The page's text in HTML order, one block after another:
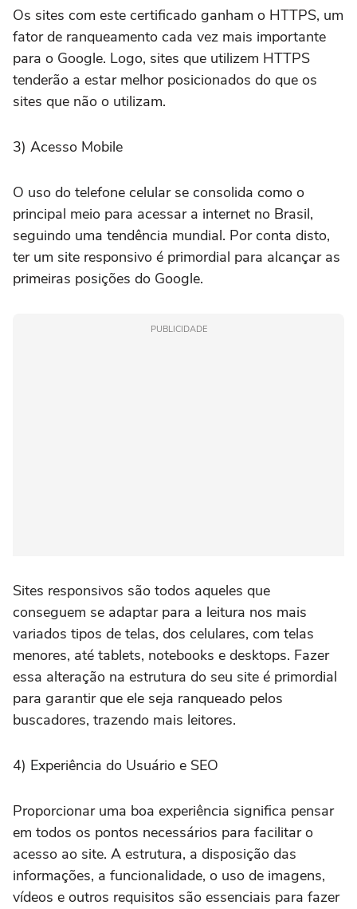
Os sites com este certificado ganham o HTTPS, um
fator de ranqueamento cada vez mais importante
para o Google. Logo, sites que utilizem HTTPS
tenderão a estar melhor posicionados do que os
sites que não o utilizam.
3) Acesso Mobile
O uso do telefone celular se consolida como o
principal meio para acessar a internet no Brasil,
seguindo uma tendência mundial. Por conta disto,
ter um site responsivo é primordial para alcançar as
primeiras posições do Google.
PUBLICIDADE
Sites responsivos são todos aqueles que
conseguem se adaptar para a leitura nos mais
variados tipos de telas, dos celulares, com telas
menores, até tablets, notebooks e desktops. Fazer
essa alteração na estrutura do seu site é primordial
para garantir que ele seja ranqueado pelos
buscadores, trazendo mais leitores.
4) Experiência do Usuário e SEO
Proporcionar uma boa experiência significa pensar
em todos os pontos necessários para facilitar o
acesso ao site. A estrutura, a disposição das
informações, a funcionalidade, o uso de imagens,
vídeos e outros requisitos são essenciais para fazer